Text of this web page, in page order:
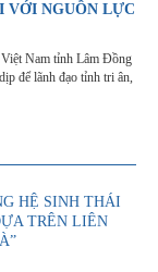
VỚI NGUỒN LỰC
Nam tỉnh Lâm Đồng
để lãnh đạo tỉnh tri ân,
HỆ SINH THÁI
TRÊN LIÊN